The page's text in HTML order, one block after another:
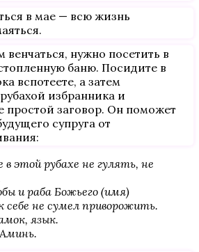
в мае — всю жизнь
венчаться, нужно посетить в
баню. Посидите в
вспотеете, а затем
избранника и
простой заговор. Он поможет
супруга от
этой рубахе не гулять, не
и раба Божьего (имя)
себе не сумел приворожить.
язык.